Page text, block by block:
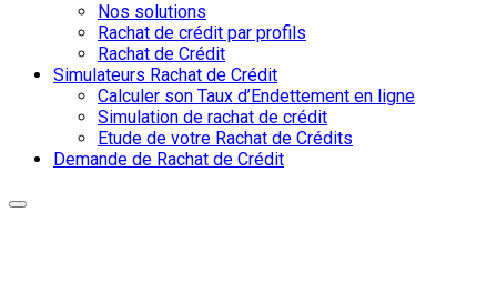
Nos solutions
Rachat de crédit par profils
Rachat de Crédit
Simulateurs Rachat de Crédit
Calculer son Taux d’Endettement en ligne
Simulation de rachat de crédit
Etude de votre Rachat de Crédits
Demande de Rachat de Crédit